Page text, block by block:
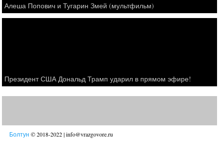
Алеша Попович и Тугарин Змей (мультфильм)
Президент США Дональд Трамп ударил в прямом эфире!
Болтун © 2018-2022 | info@vrazgovore.ru